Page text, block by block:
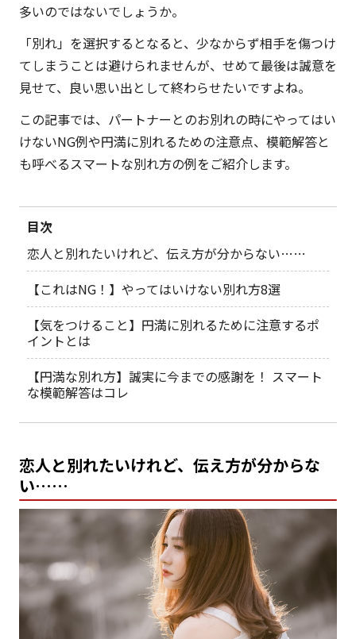
多いのではないでしょうか。
「別れ」を選択するとなると、少なからず相手を傷つけ
てしまうことは避けられませんが、せめて最後は誠意を
見せて、良い思い出として終わらせたいですよね。
この記事では、パートナーとのお別れの時にやってはい
けないNG例や円満に別れるための注意点、模範解答と
も呼べるスマートな別れ方の例をご紹介します。
目次
恋人と別れたいけれど、伝え方が分からない……
【これはNG！】やってはいけない別れ方8選
【気をつけること】円満に別れるために注意するポ
イントとは
【円満な別れ方】誠実に今までの感謝を！ スマート
な模範解答はコレ
恋人と別れたいけれど、伝え方が分からな
い……